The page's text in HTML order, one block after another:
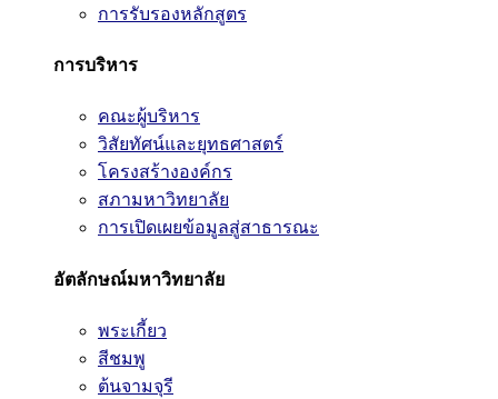
การรับรองหลักสูตร
การบริหาร
คณะผู้บริหาร
วิสัยทัศน์และยุทธศาสตร์
โครงสร้างองค์กร
สภามหาวิทยาลัย
การเปิดเผยข้อมูลสู่สาธารณะ
อัตลักษณ์มหาวิทยาลัย
พระเกี้ยว
สีชมพู
ต้นจามจุรี